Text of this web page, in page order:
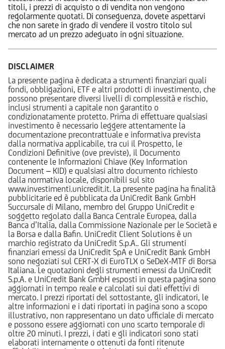
titoli, i prezzi di acquisto o di vendita non vengono
regolarmente quotati. Di conseguenza, dovete aspettarvi
che non sarete in grado di vendere il vostro titolo sul
mercato ad un prezzo adeguato in ogni situazione.
DISCLAIMER
La presente pagina è dedicata a strumenti finanziari quali
fondi, obbligazioni, ETF e altri prodotti di investimento, che
possono presentare diversi livelli di complessità e rischio,
inclusi strumenti a capitale non garantito o
condizionatamente protetto. Prima di effettuare qualsiasi
investimento è necessario leggere attentamente la
documentazione precontrattuale e informativa prevista
dalla normativa applicabile, tra cui il Prospetto, le
Condizioni Definitive (ove previste), il Documento
contenente le Informazioni Chiave (Key Information
Document – KID) e qualsiasi altro documento richiesto
dalla normativa locale, disponibili sul sito
www.investimenti.unicredit.it. La presente pagina ha finalità
pubblicitarie ed è pubblicata da UniCredit Bank GmbH
Succursale di Milano, membro del Gruppo UniCredit e
soggetto regolato dalla Banca Centrale Europea, dalla
Banca d’Italia, dalla Commissione Nazionale per le Società e
la Borsa e dalla Bafin. UniCredit Client Solutions è un
marchio registrato da UniCredit S.p.A.. Gli strumenti
finanziari emessi da UniCredit SpA e UniCredit Bank GmbH
sono negoziati sul CERT-X di EuroTLX o SeDeX-MTF di Borsa
Italiana. Le quotazioni degli strumenti emessi da UniCredit
S.p.A. e UniCredit Bank GmbH esposti in questa pagina sono
aggiornati in tempo reale e calcolati sui dati effettivi di
mercato. I prezzi riportati del sottostante, gli indicatori, le
altre informazioni e i dati riportati in pagina sono a scopo
illustrativo, non rappresentano un dato ufficiale di mercato
e possono essere aggiornati con uno scarto temporale di
oltre 20 minuti. I prezzi, i dati e gli indicatori sono stati
elaborati internamente o ottenuti da fonti ritenute